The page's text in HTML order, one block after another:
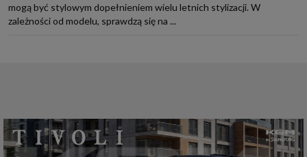
mogą być stylowym dopełnieniem wielu letnich stylizacji. W
zależności od modelu, sprawdzą się na ...